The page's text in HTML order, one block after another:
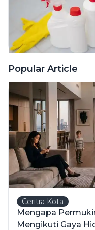
Popular Article
Ceritra Kota
Mengapa
Mengikuti Gaya